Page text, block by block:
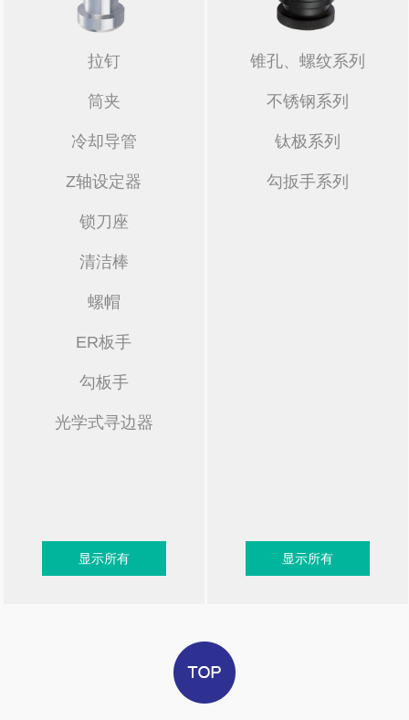
拉钉
筒夹
冷却导管
Z轴设定器
锁刀座
清洁棒
螺帽
ER板手
勾板手
光学式寻边器
显示所有
锥孔、螺纹系列
不锈钢系列
钛极系列
勾扳手系列
显示所有